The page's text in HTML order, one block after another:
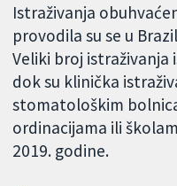
Istraživanja
provodila su se u
Veliki broj istraživanja
dok su klinička
stomatološkim
ordinacijama ili
2019. godine.